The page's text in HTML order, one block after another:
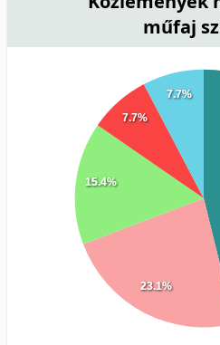
műfaj
23.1%
15.4%
7.7%
7.7%